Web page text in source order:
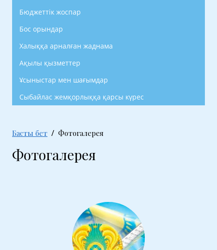
Бюджеттік жоспар
Бос орындар
Халыққа арналған жаднама
Ақылы қызметтер
Ұсыныстар мен шағымдар
Сыбайлас жемқорлыққа қарсы күрес
Басты бет Фотогалерея
Фотогалерея